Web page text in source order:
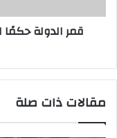
قمر الدولة حكمًا
مقالات ذات صلة